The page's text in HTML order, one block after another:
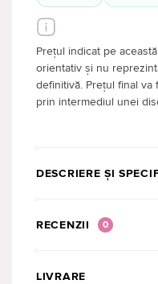
Prețul indicat pe
orientativ și nu
definitivă. Prețul final
prin intermediul unei
DESCRIERE ȘI
RECENZII 0
LIVRARE